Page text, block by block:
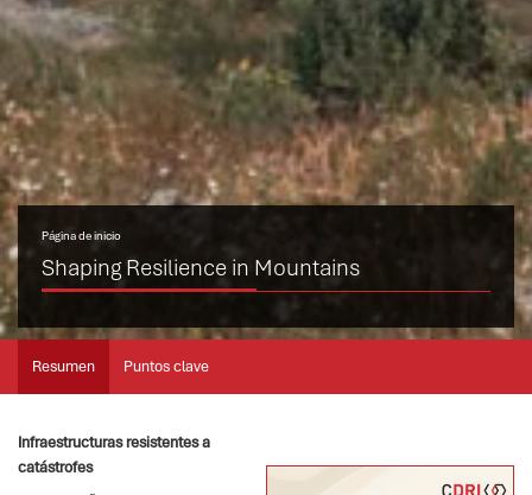
Página de inicio
Shaping Resilience in Mountains
Resumen Puntos clave
Infraestructuras resistentes a
catástrofes